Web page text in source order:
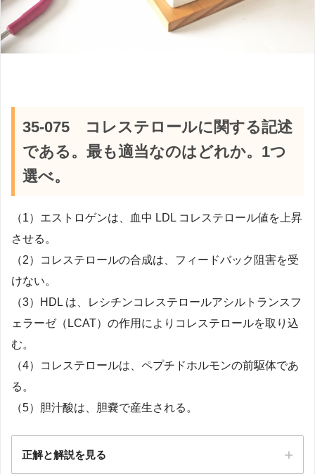
35-075 コレステロールに関する記述
である。最も適当なのはどれか。1つ
選べ。
（1）エストロゲンは、血中 LDL コレステロール値を上昇
させる。
（2）コレステロールの合成は、フィードバック阻害を受
けない。
（3）HDL は、レシチンコレステロールアシルトランスフ
ェラーゼ（LCAT）の作用によりコレステロールを取り込
む。
（4）コレステロールは、ペプチドホルモンの前駆体であ
る。
（5）胆汁酸は、胆嚢で産生される。
正解と解説を見る